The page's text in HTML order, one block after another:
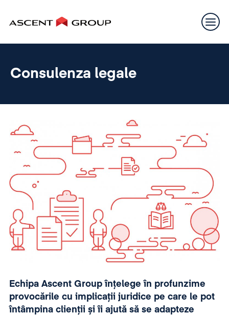
Consulenza legale
Echipa Ascent Group înțelege în profunzime
provocările cu implicații juridice pe care le pot
întâmpina clienții și îi ajută să se adapteze